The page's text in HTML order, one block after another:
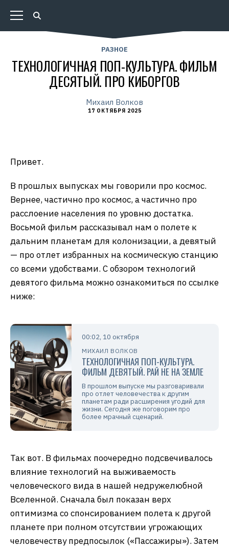
РАЗНОЕ
ТЕХНОЛОГИЧНАЯ ПОП-КУЛЬТУРА. ФИЛЬМ
ДЕСЯТЫЙ. ПРО КИБОРГОВ
Михаил Волков
17 ОКТЯБРЯ 2025
Привет.
В прошлых выпусках мы говорили про космос.
Вернее, частично про космос, а частично про
расслоение населения по уровню достатка.
Восьмой фильм рассказывал нам о полете к
дальним планетам для колонизации, а девятый
— про отлет избранных на космическую станцию
со всеми удобствами. С обзором технологий
девятого фильма можно ознакомиться по ссылке
ниже:
00:02, 10 октября
МИХАИЛ ВОЛКОВ
ТЕХНОЛОГИЧНАЯ ПОП-КУЛЬТУРА.
ФИЛЬМ ДЕВЯТЫЙ. РАЙ НЕ НА ЗЕМЛЕ
В прошлом выпуске мы разговаривали
про отлет человечества к другим
планетам ради расширения угодий для
жизни. Сегодня же поговорим про
более мрачный сценарий.
Так вот. В фильмах поочередно подсвечивалось
влияние технологий на выживаемость
человеческого вида в нашей недружелюбной
Вселенной. Сначала был показан верх
оптимизма со спонсированием полета к другой
планете при полном отсутствии угрожающих
человечеству предпосылок («Пассажиры»). Затем